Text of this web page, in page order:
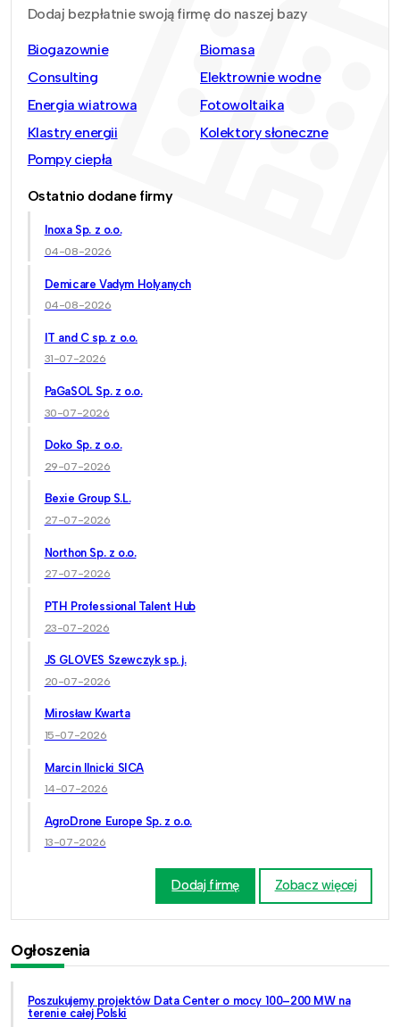
Dodaj bezpłatnie swoją firmę do naszej bazy
Biogazownie
Biomasa
Consulting
Elektrownie wodne
Energia wiatrowa
Fotowoltaika
Klastry energii
Kolektory słoneczne
Pompy ciepła
Ostatnio dodane firmy
Inoxa Sp. z o.o.
04-08-2026
Demicare Vadym Holyanych
04-08-2026
IT and C sp. z o.o.
31-07-2026
PaGaSOL Sp. z o.o.
30-07-2026
Doko Sp. z o.o.
29-07-2026
Bexie Group S.L.
27-07-2026
Northon Sp. z o.o.
27-07-2026
PTH Professional Talent Hub
23-07-2026
JS GLOVES Szewczyk sp. j.
20-07-2026
Mirosław Kwarta
15-07-2026
Marcin Ilnicki SICA
14-07-2026
AgroDrone Europe Sp. z o.o.
13-07-2026
Dodaj firmę Zobacz więcej
Ogłoszenia
Poszukujemy projektów Data Center o mocy 100–200 MW na
terenie całej Polski